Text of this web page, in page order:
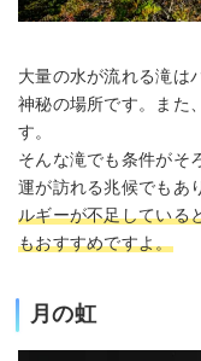
大量の水が流れる滝は
神秘の場所です。また
す。
そんな滝でも条件がそ
運が訪れる兆候でもあ
ルギーが不足している
もおすすめですよ。
月の虹